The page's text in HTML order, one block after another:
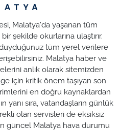
Malatya'da yaşanan tüm
şekilde okurlarına ulaştırır.
tüm yerel verilere
Malatya haber ve
anlık olarak sitemizden
için kritik önem taşıyan son
en doğru kaynaklardan
yanı sıra, vatandaşların günlük
olan servisleri de eksiksiz
güncel Malatya hava durumu